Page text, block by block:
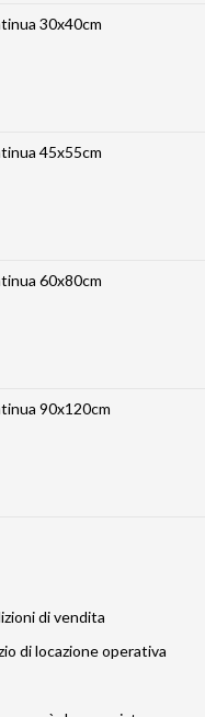
30x40cm
45x55cm
60x80cm
90x120cm
di vendita
di locazione operativa